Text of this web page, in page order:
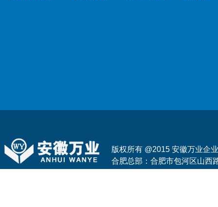
版权所有 @2015 安徽万业企
合肥总部：合肥市包河区山西